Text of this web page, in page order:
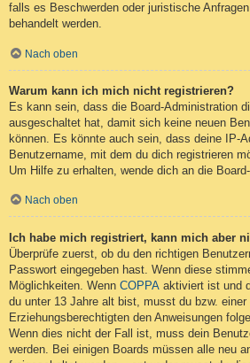
falls es Beschwerden oder juristische
behandelt werden.
Nach oben
Warum kann ich mich nicht registrieren?
Es kann sein, dass die Board-Administration
ausgeschaltet hat, damit sich keine neuen
können. Es könnte auch sein, dass deine IP-
Benutzername, mit dem du dich registrieren
Um Hilfe zu erhalten, wende dich an die
Nach oben
Ich habe mich registriert, kann mich aber
Überprüfe zuerst, ob du den richtigen
Passwort eingegeben hast. Wenn diese
Möglichkeiten. Wenn COPPA aktiviert ist und
du unter 13 Jahre alt bist, musst du bzw. einer
Erziehungsberechtigten den Anweisungen
Wenn dies nicht der Fall ist, muss dein
werden. Bei einigen Boards müssen alle neu